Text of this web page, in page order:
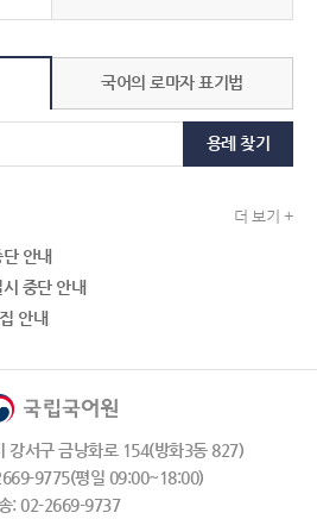
국어의 로마자 표기법
용례 찾기
더 보기 +
안내
중단 안내
안내
강서구 금낭화로 154(방화3동 827)
9775(평일 09:00~18:00)
: 02-2669-9737